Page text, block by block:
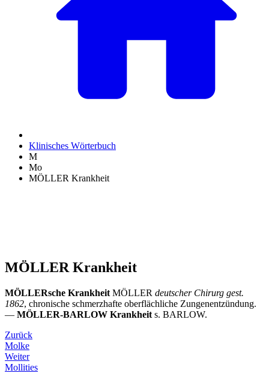
Klinisches Wörterbuch
M
Mo
MÖLLER Krankheit
MÖLLER Krankheit
MÖLLERsche Krankheit MÖLLER deutscher Chirurg gest.
1862, chronische schmerzhafte oberflächliche Zungenentzündung.
— MÖLLER-BARLOW Krankheit s. BARLOW.
Zurück
Molke
Weiter
Mollities